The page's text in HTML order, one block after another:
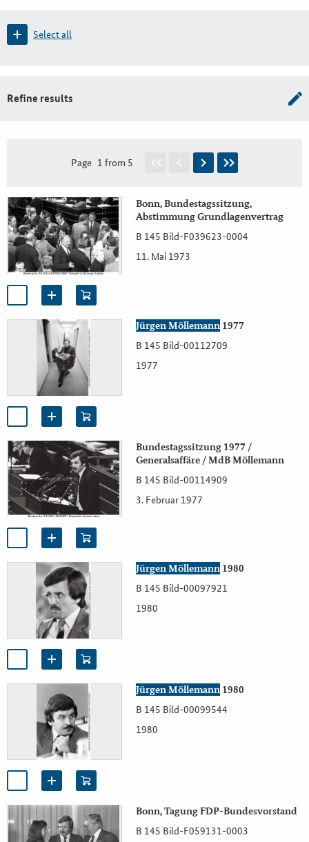
Select all
Refine results
Page 1 from 5
Bonn, Bundestagssitzung,
Abstimmung Grundlagenvertrag
B 145 Bild-F039623-0004
11. Mai 1973
Jürgen Möllemann 1977
B 145 Bild-00112709
1977
Bundestagssitzung 1977 /
Generalsaffäre / MdB Möllemann
B 145 Bild-00114909
3. Februar 1977
Jürgen Möllemann1980
B 145 Bild-00097921
1980
Jürgen Möllemann1980
B 145 Bild-00099544
1980
Bonn, Tagung FDP-Bundesvorstand
B 145 Bild-F059131-0003